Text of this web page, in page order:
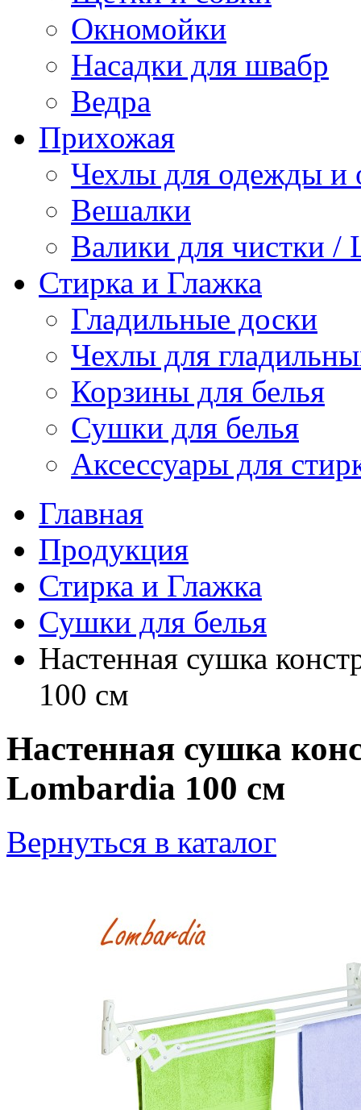
Окномойки
Насадки для швабр
Ведра
Прихожая
Чехлы для одежды и
Вешалки
Валики для чистки
Стирка и Глажка
Гладильные доски
Чехлы для
Корзины для белья
Сушки для белья
Аксессуары для
Главная
Продукция
Стирка и Глажка
Сушки для белья
Настенная сушка
100 см
Настенная сушка
Lombardia 100 см
Вернуться в каталог